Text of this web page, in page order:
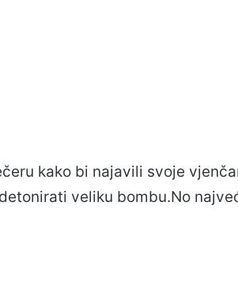
kako bi najavili svoje
veliku bombu.No